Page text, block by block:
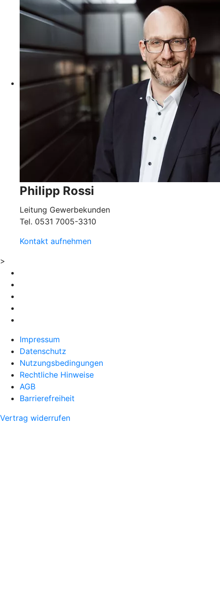
Philipp Rossi
Leitung Gewerbekunden
Tel. 0531 7005-3310
Kontakt aufnehmen
>
Impressum
Datenschutz
Nutzungsbedingungen
Rechtliche Hinweise
AGB
Barrierefreiheit
Vertrag widerrufen